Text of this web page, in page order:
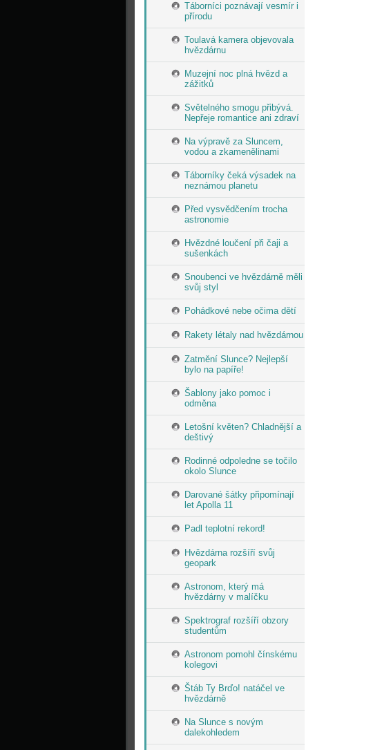
Táborníci poznávají vesmír i
přírodu
Toulavá kamera objevovala
hvězdárnu
Muzejní noc plná hvězd a
zážitků
Světelného smogu přibývá.
Nepřeje romantice ani zdraví
Na výpravě za Sluncem,
vodou a zkamenělinami
Táborníky čeká výsadek na
neznámou planetu
Před vysvědčením trocha
astronomie
Hvězdné loučení při čaji a
sušenkách
Snoubenci ve hvězdárně měli
svůj styl
Pohádkové nebe očima dětí
Rakety létaly nad hvězdárnou
Zatmění Slunce? Nejlepší
bylo na papíře!
Šablony jako pomoc i
odměna
Letošní květen? Chladnější a
deštivý
Rodinné odpoledne se točilo
okolo Slunce
Darované šátky připomínají
let Apolla 11
Padl teplotní rekord!
Hvězdárna rozšíří svůj
geopark
Astronom, který má
hvězdárny v malíčku
Spektrograf rozšíří obzory
studentům
Astronom pomohl čínskému
kolegovi
Štáb Ty Brďo! natáčel ve
hvězdárně
Na Slunce s novým
dalekohledem